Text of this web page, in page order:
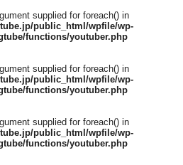
supplied for foreach() in
public_html/wpfile/wp-
functions/youtuber.php
supplied for foreach() in
public_html/wpfile/wp-
functions/youtuber.php
supplied for foreach() in
public_html/wpfile/wp-
functions/youtuber.php